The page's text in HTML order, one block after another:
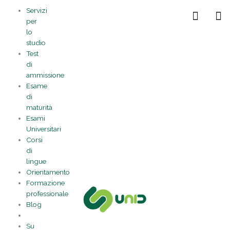
contenuto
Servizi
per
lo
studio
Test
di
ammissione
Esame
di
maturità
Esami
Universitari
Corsi
di
lingue
Orientamento
Formazione
professionale
Blog
Su